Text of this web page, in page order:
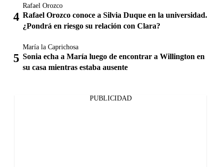
Rafael Orozco
Rafael Orozco conoce a Silvia Duque en la universidad.
¿Pondrá en riesgo su relación con Clara?
María la Caprichosa
Sonia echa a María luego de encontrar a Willington en
su casa mientras estaba ausente
PUBLICIDAD